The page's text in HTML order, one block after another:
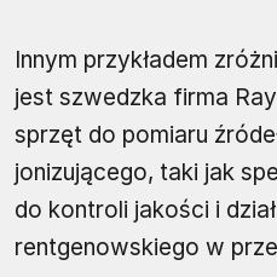
Innym przykładem
jest szwedzka firma
sprzęt do pomiaru
jonizującego, taki jak
do kontroli jakości i
rentgenowskiego w